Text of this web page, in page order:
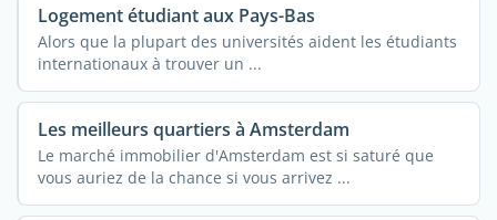
Logement étudiant aux Pays-Bas
Alors que la plupart des universités aident les étudiants
internationaux à trouver un ...
Les meilleurs quartiers à Amsterdam
Le marché immobilier d'Amsterdam est si saturé que
vous auriez de la chance si vous arrivez ...